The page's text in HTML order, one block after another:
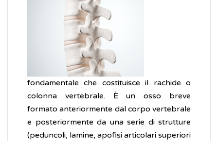
fondamentale che costituisce il rachide o
colonna vertebrale. È un osso breve
formato anteriormente dal corpo vertebrale
e posteriormente da una serie di strutture
(peduncoli, lamine, apofisi articolari superiori